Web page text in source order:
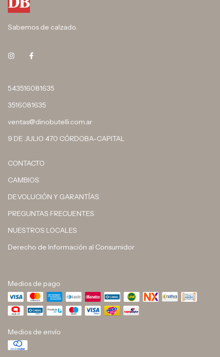
Sabemos de calzado.
543516081635
3516081635
ventas@dinobutelli.com.ar
9 DE JULIO 470 CÓRDOBA-CAPITAL
CONTACTO
CAMBIOS
DEVOLUCIÓN Y GARANTÍAS
PREGUNTAS FRECUENTES
NUESTROS LOCALES
Derecho de Información al Consumidor
Medios de pago
Medios de envío